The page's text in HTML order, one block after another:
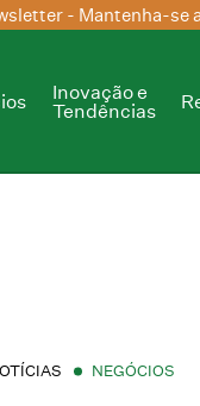
- Mantenha-se
Inovação e
Tendências
NEGÓCIOS